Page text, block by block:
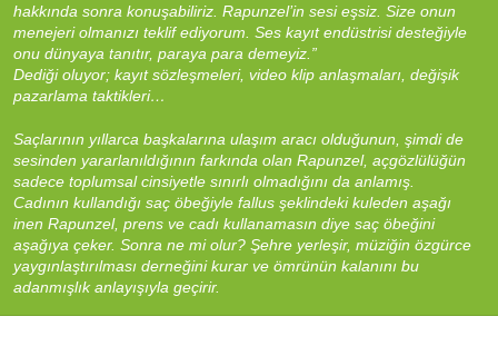
hakkında sonra konuşabiliriz. Rapunzel’in sesi eşsiz. Size onun
menejeri olmanızı teklif ediyorum. Ses kayıt endüstrisi desteğiyle
onu dünyaya tanıtır, paraya para demeyiz.”
Dediği oluyor; kayıt sözleşmeleri, video klip anlaşmaları, değişik
pazarlama taktikleri…
Saçlarının yıllarca başkalarına ulaşım aracı olduğunun, şimdi de
sesinden yararlanıldığının farkında olan Rapunzel, açgözlülüğün
sadece toplumsal cinsiyetle sınırlı olmadığını da anlamış.
Cadının kullandığı saç öbeğiyle fallus şeklindeki kuleden aşağı
inen Rapunzel, prens ve cadı kullanamasın diye saç öbeğini
aşağıya çeker. Sonra ne mi olur? Şehre yerleşir, müziğin özgürce
yaygınlaştırılması derneğini kurar ve ömrünün kalanını bu
adanmışlık anlayışıyla geçirir.